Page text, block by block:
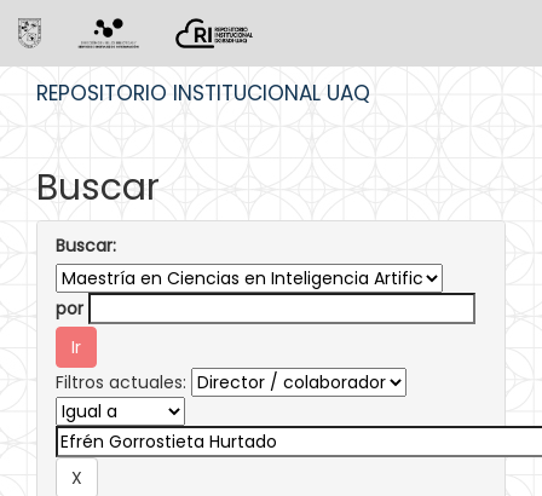
REPOSITORIO INSTITUCIONAL UAQ
Buscar
Buscar:
por
Filtros actuales: